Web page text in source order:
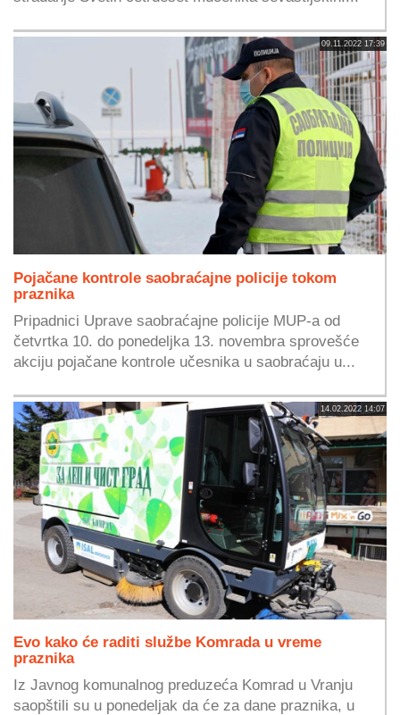
09.11.2022 17:39
Pojačane kontrole saobraćajne policije tokom
praznika
Pripadnici Uprave saobraćajne policije MUP-a od
četvrtka 10. do ponedeljka 13. novembra sprovešće
akciju pojačane kontrole učesnika u saobraćaju u...
14.02.2022 14:07
Evo kako će raditi službe Komrada u vreme
praznika
Iz Javnog komunalnog preduzeća Komrad u Vranju
saopštili su u ponedeljak da će za dane praznika, u